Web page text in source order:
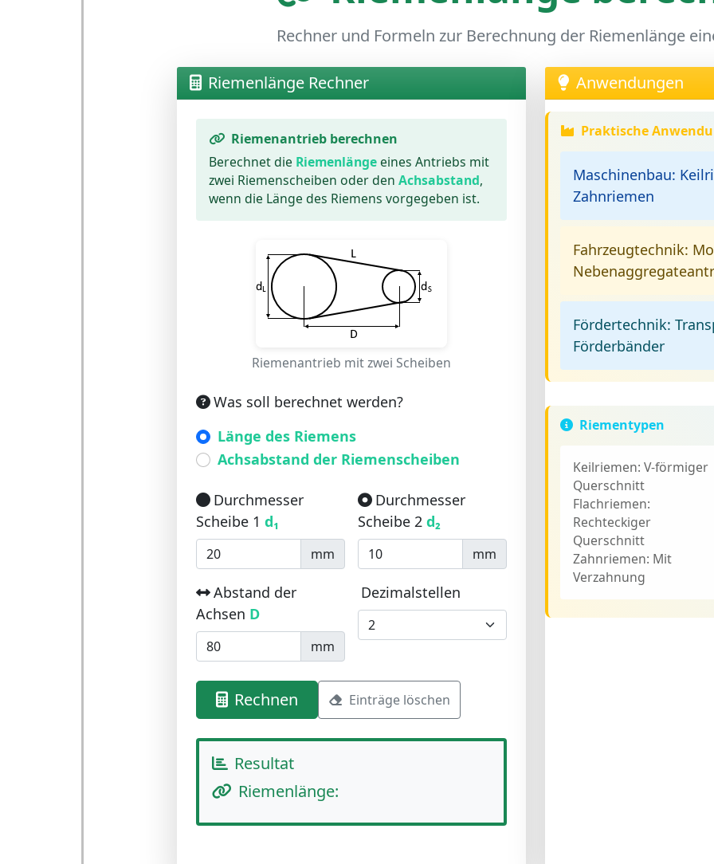
Rechner und Formeln zur Berechnung der Riemenlänge
Riemenlänge Rechner
Riemenantrieb berechnen
Berechnet die Riemenlängeeines Antriebs mit
zwei Riemenscheiben oder den Achsabstand,
wenn die Länge des Riemens vorgegeben ist.
Riemenantrieb mit zwei Scheiben
Was soll berechnet werden?
Länge des Riemens
Achsabstand der Riemenscheiben
Durchmesser
Scheibe 1 d₁
mm
Durchmesser
Scheibe 2 d₂
mm
Abstand der
Achsen D
mm
Dezimalstellen
Rechnen Einträge löschen
Resultat
Riemenlänge:
Anwendungen
Praktische
Maschinenbau:
Zahnriemen
Fahrzeugtechnik:
Fördertechnik:
Förderbänder
Riementypen
Keilriemen: V-förmiger
Querschnitt
Flachriemen:
Rechteckiger
Querschnitt
Zahnriemen: Mit
Verzahnung